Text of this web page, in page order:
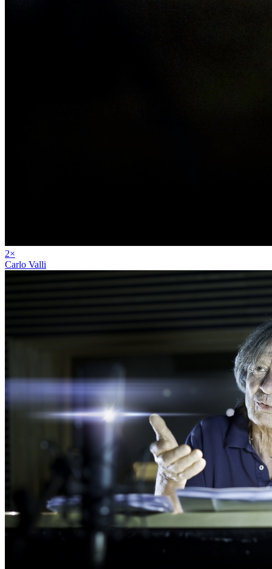
2×
Carlo Valli